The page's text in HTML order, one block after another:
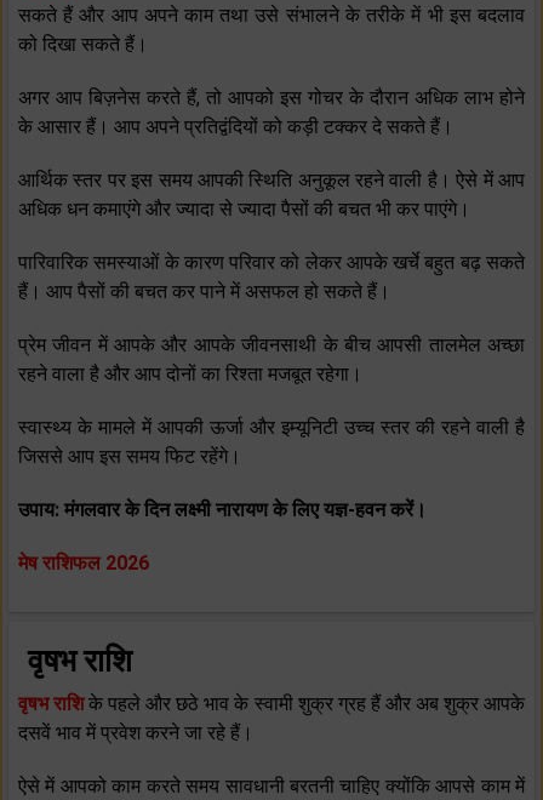
सकते हैं और आप अपने काम तथा उसे संभालने के तरीके में भी इस बदलाव
को दिखा सकते हैं।
अगर आप बिज़नेस करते हैं, तो आपको इस गोचर के दौरान अधिक लाभ होने
के आसार हैं। आप अपने प्रतिद्वंदियों को कड़ी टक्‍कर दे सकते हैं।
आर्थिक स्‍तर पर इस समय आपकी स्थिति अनुकूल रहने वाली है। ऐसे में आप
अधिक धन कमाएंगे और ज्‍यादा से ज्‍यादा पैसों की बचत भी कर पाएंगे।
पारिवारिक समस्‍याओं के कारण परिवार को लेकर आपके खर्चे बहुत बढ़ सकते
हैं। आप पैसों की बचत कर पाने में असफल हो सकते हैं।
प्रेम जीवन में आपके और आपके जीवनसाथी के बीच आपसी तालमेल अच्‍छा
रहने वाला है और आप दोनों का रिश्‍ता मजबूत रहेगा।
स्‍वास्‍थ्‍य के मामले में आपकी ऊर्जा और इम्‍यूनिटी उच्‍च स्‍तर की रहने वाली है
जिससे आप इस समय फिट रहेंगे।
उपाय: मंगलवार के दिन लक्ष्‍मी नारायण के लिए यज्ञ-हवन करें।
मेष राशिफल 2026
वृषभ राशि
वृषभ राशिके पहले और छठे भाव के स्‍वामी शुक्र ग्रह हैं और अब शुक्र आपके
दसवें भाव में प्रवेश करने जा रहे हैं।
ऐसे में आपको काम करते समय सावधानी बरतनी चाहिए क्‍योंकि आपसे काम में